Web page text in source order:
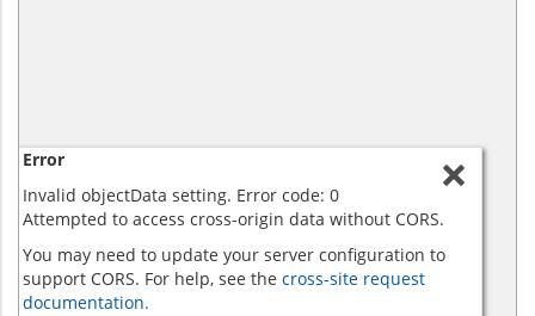
Error
Invalid objectData setting. Error code: 0
Attempted to access cross-origin data without CORS.
You may need to update your server configuration to
support CORS. For help, see the cross-site request
documentation.